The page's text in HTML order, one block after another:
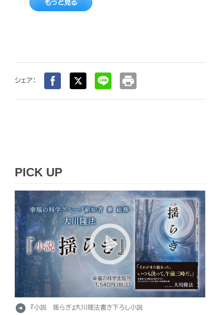
もっと見る
シェア： print
PICK UP
arrow_circle_right 『小説 揺らぎ』大川隆法書き下ろし小説